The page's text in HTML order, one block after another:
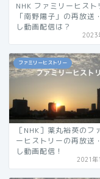
NHK ファミリーヒスト
「南野陽子」の再放送
し動画配信は？
2023
ファミリーヒストリー
［NHK］薬丸裕英のフ
ーヒストリーの再放送
し動画配信！
2021年